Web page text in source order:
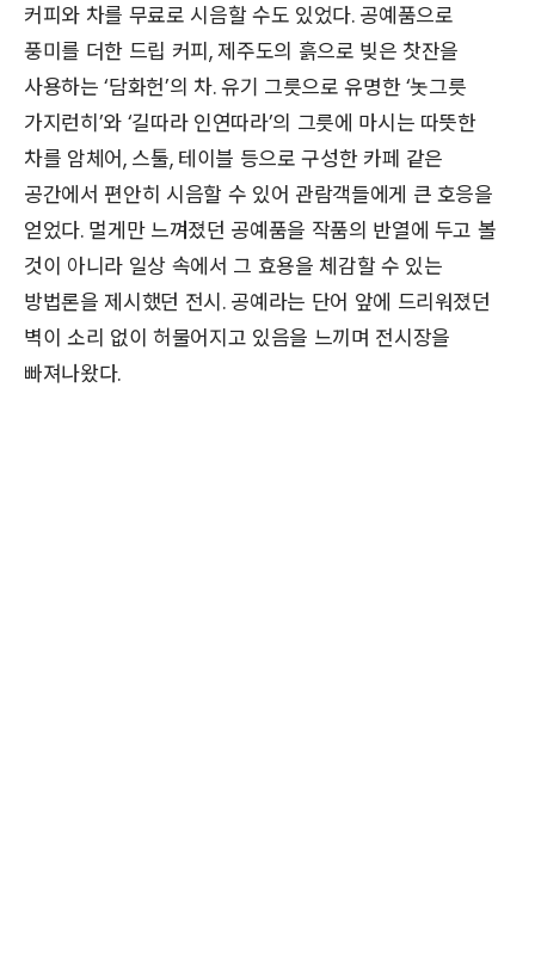
커피와 차를 무료로 시음할 수도 있었다. 공예품으로
풍미를 더한 드립 커피, 제주도의 흙으로 빚은 찻잔을
사용하는 ‘담화헌’의 차. 유기 그릇으로 유명한 ‘놋그릇
가지런히’와 ‘길따라 인연따라’의 그릇에 마시는 따뜻한
차를 암체어, 스툴, 테이블 등으로 구성한 카페 같은
공간에서 편안히 시음할 수 있어 관람객들에게 큰 호응을
얻었다. 멀게만 느껴졌던 공예품을 작품의 반열에 두고 볼
것이 아니라 일상 속에서 그 효용을 체감할 수 있는
방법론을 제시했던 전시. 공예라는 단어 앞에 드리워졌던
벽이 소리 없이 허물어지고 있음을 느끼며 전시장을
빠져나왔다.